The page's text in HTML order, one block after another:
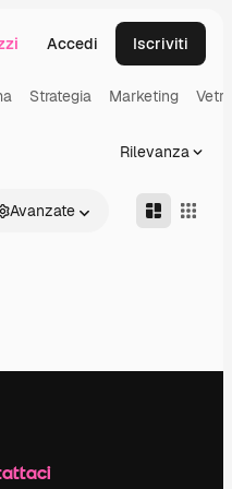
Accedi Iscriviti
Strategia Marketing Vetro
Rilevanza
Avanzate